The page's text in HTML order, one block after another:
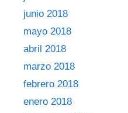
junio 2018
mayo 2018
abril 2018
marzo 2018
febrero 2018
enero 2018